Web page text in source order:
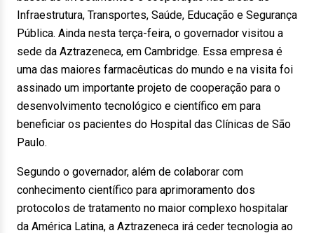
Infraestrutura, Transportes, Saúde, Educação e Segurança
Pública. Ainda nesta terça-feira, o governador visitou a
sede da Aztrazeneca, em Cambridge. Essa empresa é
uma das maiores farmacêuticas do mundo e na visita foi
assinado um importante projeto de cooperação para o
desenvolvimento tecnológico e científico em para
beneficiar os pacientes do Hospital das Clínicas de São
Paulo.
Segundo o governador, além de colaborar com
conhecimento científico para aprimoramento dos
protocolos de tratamento no maior complexo hospitalar
da América Latina, a Aztrazeneca irá ceder tecnologia ao